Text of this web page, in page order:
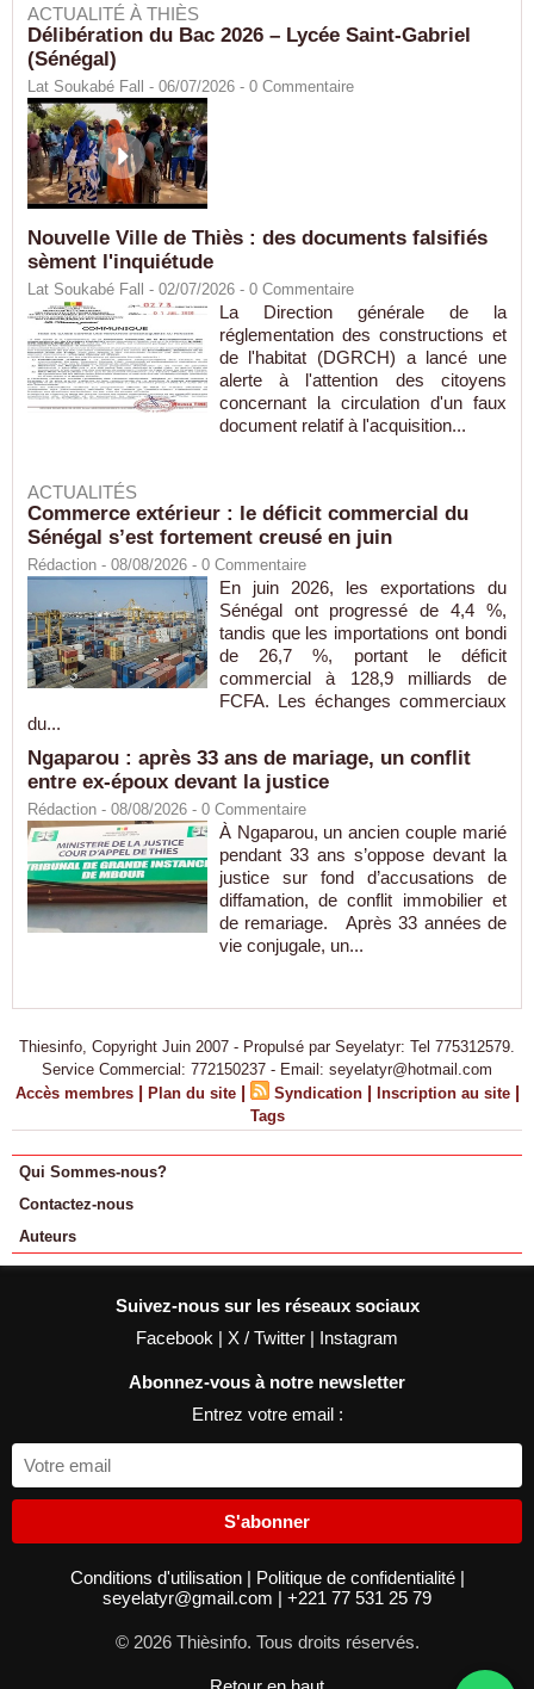
ACTUALITÉ À THIÈS
Délibération du Bac 2026 – Lycée Saint-Gabriel
(Sénégal)
Lat Soukabé Fall - 06/07/2026 - 0 Commentaire
Nouvelle Ville de Thiès : des documents falsifiés
sèment l'inquiétude
Lat Soukabé Fall - 02/07/2026 - 0 Commentaire
La Direction générale de la
réglementation des constructions et
de l'habitat (DGRCH) a lancé une
alerte à l'attention des citoyens
concernant la circulation d'un faux
document relatif à l'acquisition...
ACTUALITÉS
Commerce extérieur : le déficit commercial du
Sénégal s’est fortement creusé en juin
Rédaction - 08/08/2026 - 0 Commentaire
En juin 2026, les exportations du
Sénégal ont progressé de 4,4 %,
tandis que les importations ont bondi
de 26,7 %, portant le déficit
commercial à 128,9 milliards de
FCFA. Les échanges commerciaux
du...
Ngaparou : après 33 ans de mariage, un conflit
entre ex-époux devant la justice
Rédaction - 08/08/2026 - 0 Commentaire
À Ngaparou, un ancien couple marié
pendant 33 ans s’oppose devant la
justice sur fond d’accusations de
diffamation, de conflit immobilier et
de remariage. Après 33 années de
vie conjugale, un...
Thiesinfo, Copyright Juin 2007 - Propulsé par Seyelatyr: Tel 775312579.
Service Commercial: 772150237 - Email: seyelatyr@hotmail.com
Accès membres | Plan du site | Syndication | Inscription au site |
Tags
Qui Sommes-nous?
Contactez-nous
Auteurs
Suivez-nous sur les réseaux sociaux
Facebook | X / Twitter | Instagram
Abonnez-vous à notre newsletter
Entrez votre email :
S'abonner
Conditions d'utilisation | Politique de confidentialité |
seyelatyr@gmail.com | +221 77 531 25 79
© 2026 Thièsinfo. Tous droits réservés.